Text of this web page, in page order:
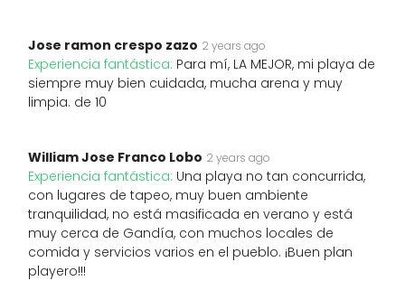
Jose ramon crespo zazo 2 years ago
Experiencia fantástica: Para mí, LA MEJOR, mi playa de
siempre muy bien cuidada, mucha arena y muy
limpia. de 10
William Jose Franco Lobo 2 years ago
Experiencia fantástica: Una playa no tan concurrida,
con lugares de tapeo, muy buen ambiente
tranquilidad, no está masificada en verano y está
muy cerca de Gandía, con muchos locales de
comida y servicios varios en el pueblo. ¡Buen plan
playero!!!